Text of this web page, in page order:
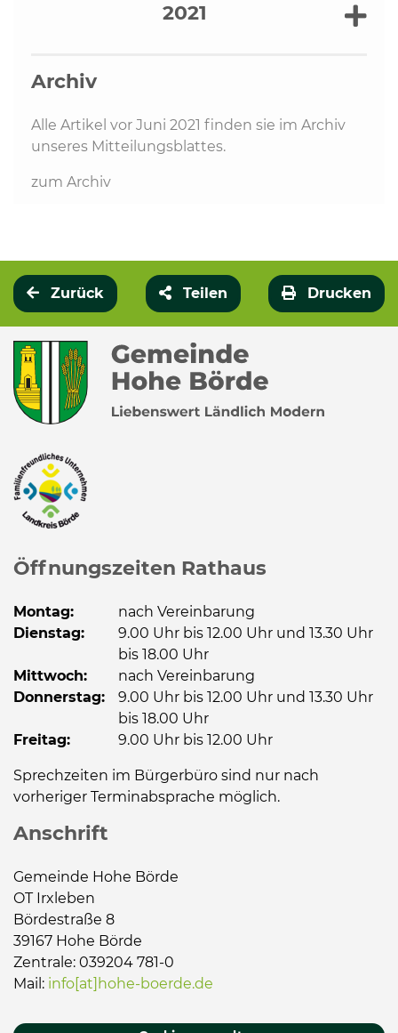
2021
Archiv
Alle Artikel vor Juni 2021 finden sie im Archiv
unseres Mitteilungsblattes.
zum Archiv
Zurück Teilen Drucken
Öffnungszeiten Rathaus
Montag:
nach Vereinbarung
Dienstag:
9.00 Uhr bis 12.00 Uhr und 13.30 Uhr
bis 18.00 Uhr
Mittwoch:
nach Vereinbarung
Donnerstag: 9.00 Uhr bis 12.00 Uhr und 13.30 Uhr
bis 18.00 Uhr
Freitag:
9.00 Uhr bis 12.00 Uhr
Sprechzeiten im Bürgerbüro sind nur nach
vorheriger Terminabsprache möglich.
Anschrift
Gemeinde Hohe Börde
OT Irxleben
Bördestraße 8
39167 Hohe Börde
Zentrale: 039204 781-0
Mail: info[at]hohe-boerde.de